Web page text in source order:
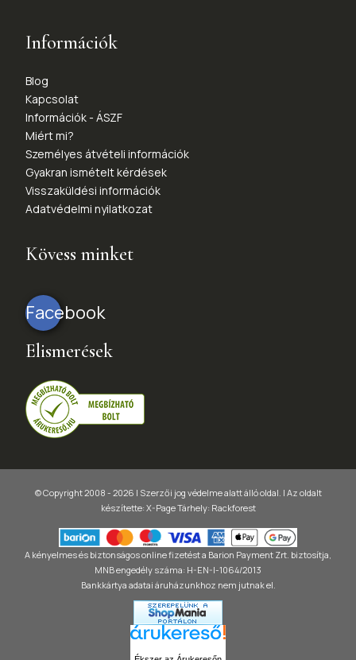
Információk
Blog
Kapcsolat
Információk - ÁSZF
Miért mi?
Személyes átvételi információk
Gyakran ismételt kérdések
Visszaküldési információk
Adatvédelmi nyilatkozat
Kövess minket
Facebook
Elismerések
© Copyright 2008 - 2026 | Szerzői jog védelme alatt álló oldal. | Az oldalt
készítette: X-PageTárhely: Rackforest
A kényelmes és biztonságos online fizetést a Barion Payment Zrt. biztosítja,
MNB engedély száma: H-EN-I-1064/2013
Bankkártya adatai áruházunkhoz nem jutnak el.